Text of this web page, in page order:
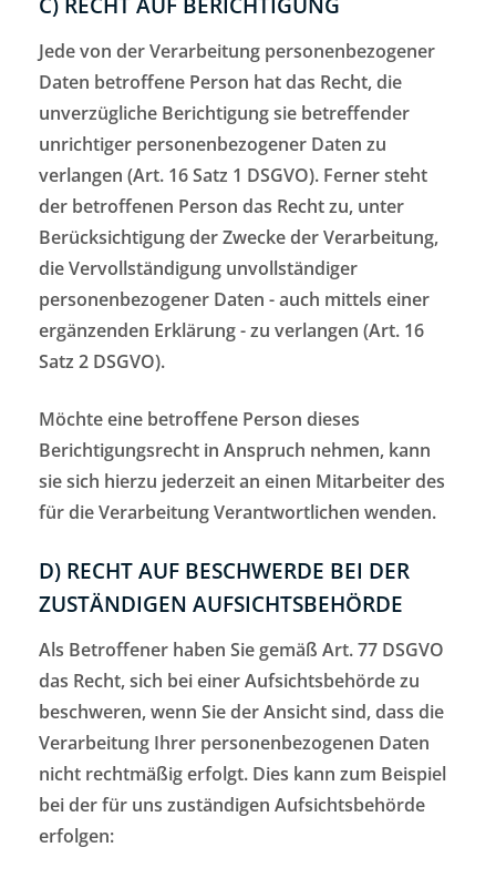
Jede von der Verarbeitung personenbezogener
Daten betroffene Person hat das Recht, die
unverzügliche Berichtigung sie betreffender
unrichtiger personenbezogener Daten zu
verlangen (Art. 16 Satz 1 DSGVO). Ferner steht
der betroffenen Person das Recht zu, unter
Berücksichtigung der Zwecke der Verarbeitung,
die Vervollständigung unvollständiger
personenbezogener Daten - auch mittels einer
ergänzenden Erklärung - zu verlangen (Art. 16
Satz 2 DSGVO).
Möchte eine betroffene Person dieses
Berichtigungsrecht in Anspruch nehmen, kann
sie sich hierzu jederzeit an einen Mitarbeiter des
für die Verarbeitung Verantwortlichen wenden.
D) RECHT AUF BESCHWERDE BEI DER
ZUSTÄNDIGEN AUFSICHTSBEHÖRDE
Als Betroffener haben Sie gemäß Art. 77 DSGVO
das Recht, sich bei einer Aufsichtsbehörde zu
beschweren, wenn Sie der Ansicht sind, dass die
Verarbeitung Ihrer personenbezogenen Daten
nicht rechtmäßig erfolgt. Dies kann zum Beispiel
bei der für uns zuständigen Aufsichtsbehörde
erfolgen: